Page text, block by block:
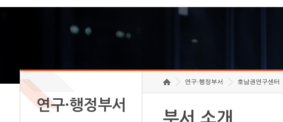
연구·행정부서
연구·행정부서 호남권연구센터
부서 소개